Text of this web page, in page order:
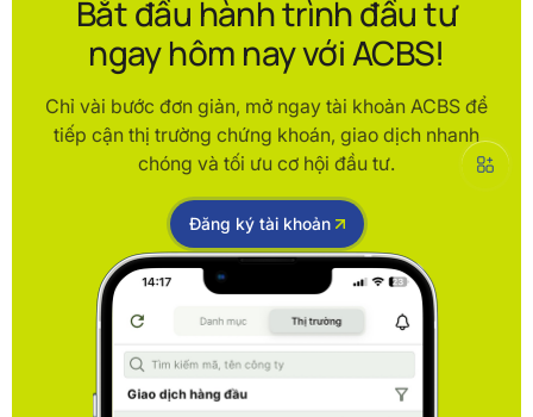
Bắt đầu hành trình đầu tư
ngay hôm nay với ACBS!
Chỉ vài bước đơn giản, mở ngay tài khoản ACBS để
tiếp cận thị trường chứng khoán, giao dịch nhanh
chóng và tối ưu cơ hội đầu tư.
Đăng ký tài khoản